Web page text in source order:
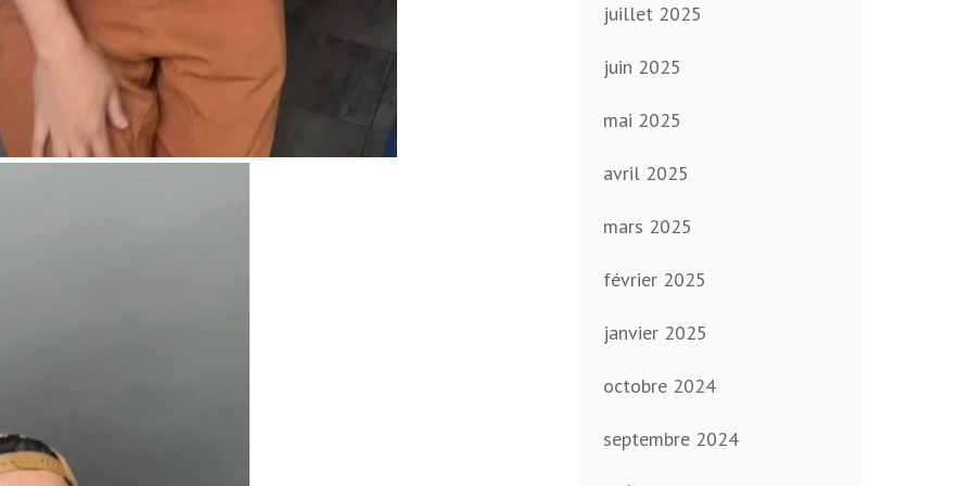
juillet 2025
juin 2025
mai 2025
avril 2025
mars 2025
février 2025
janvier 2025
octobre 2024
septembre 2024